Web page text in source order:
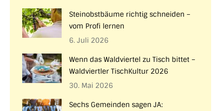
Steinobstbäume richtig schneiden –
vom Profi lernen
6. Juli 2026
Wenn das Waldviertel zu Tisch bittet –
Waldviertler TischKultur 2026
30. Mai 2026
Sechs Gemeinden sagen JA: